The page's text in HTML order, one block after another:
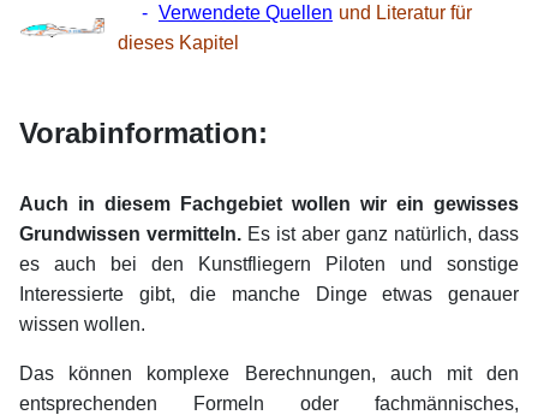
- Verwendete Quellen und Literatur für
dieses Kapitel
Vorabinformation:
Auch in diesem Fachgebiet wollen wir ein gewisses
Grundwissen vermitteln. Es ist aber ganz natürlich, dass
es auch bei den Kunstfliegern Piloten und sonstige
Interessierte gibt, die manche Dinge etwas genauer
wissen wollen.
Das können komplexe Berechnungen, auch mit den
entsprechenden Formeln oder fachmännisches,